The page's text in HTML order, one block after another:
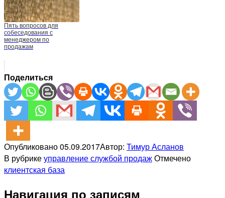
Пять вопросов для
собеседования с
менеджером по
продажам
Поделиться
Опубликовано05.09.2017Автор: Тимур Асланов
В рубрикеуправление службой продажОтмечено
клиентская база
Навигация по записям